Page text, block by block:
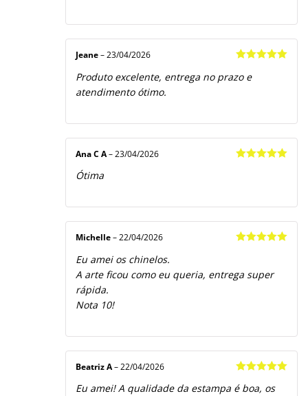
de 5
Jeane – 23/04/2026
Produto excelente, entrega no prazo e
atendimento ótimo.
Ana C A – 23/04/2026
Ótima
Michelle – 22/04/2026
Eu amei os chinelos.
A arte ficou como eu queria, entrega super
rápida.
Nota 10!
de 5
Beatriz A – 22/04/2026
Eu amei! A qualidade da estampa é boa, os